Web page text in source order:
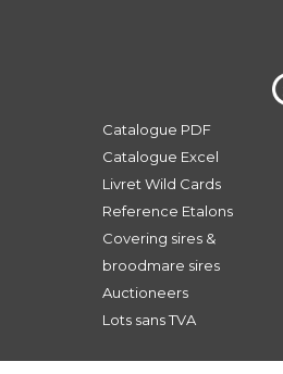
Catalogue PDF
Catalogue Excel
Livret Wild Cards
Reference Etalons
Covering sires &
broodmare sires
Auctioneers
Lots sans TVA